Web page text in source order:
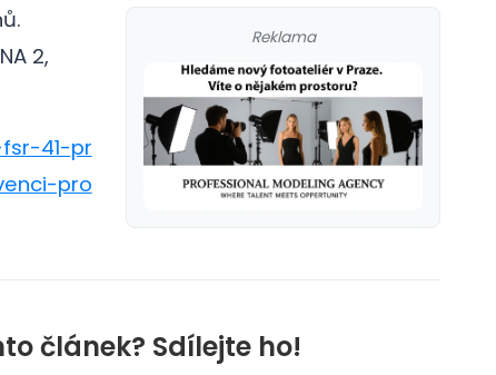
Reklama
2,
41-pr
pro
článek? Sdílejte ho!